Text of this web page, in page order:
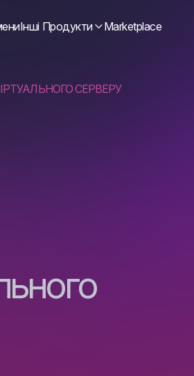
Інші Продукти Marketplace
СЕРВЕРУ